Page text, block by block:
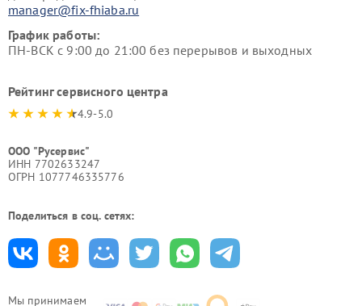
Мы принимаем
manager@fix-fhiaba.ru
График работы:
ПН-ВСК с 9:00 до 21:00 без перерывов и выходных
Рейтинг сервисного центра
4.9-5.0
ООО "Русервис"
ИНН 7702633247
ОГРН 1077746335776
Поделиться в соц. сетях: